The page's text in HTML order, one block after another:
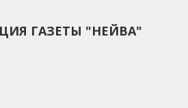
ГАЗЕТЫ "НЕЙВА"